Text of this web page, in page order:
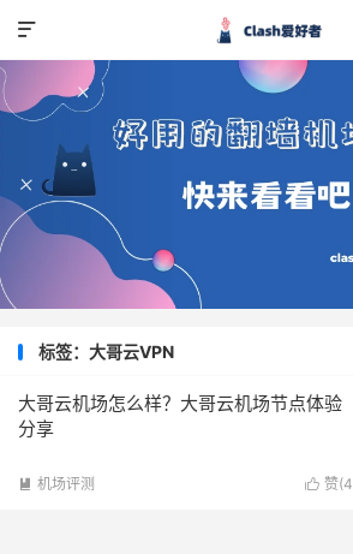

标签：大哥云VPN
大哥云机场怎么样？大哥云机场节点体验
分享
 赞(4
 机场评测